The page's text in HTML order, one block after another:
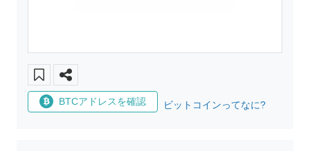
BTCアドレスを確認 ビットコインってなに?